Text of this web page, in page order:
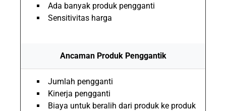
Ada banyak produk pengganti
Sensitivitas harga
Ancaman Produk Penggantik
Jumlah pengganti
Kinerja pengganti
Biaya untuk beralih dari produk ke produk